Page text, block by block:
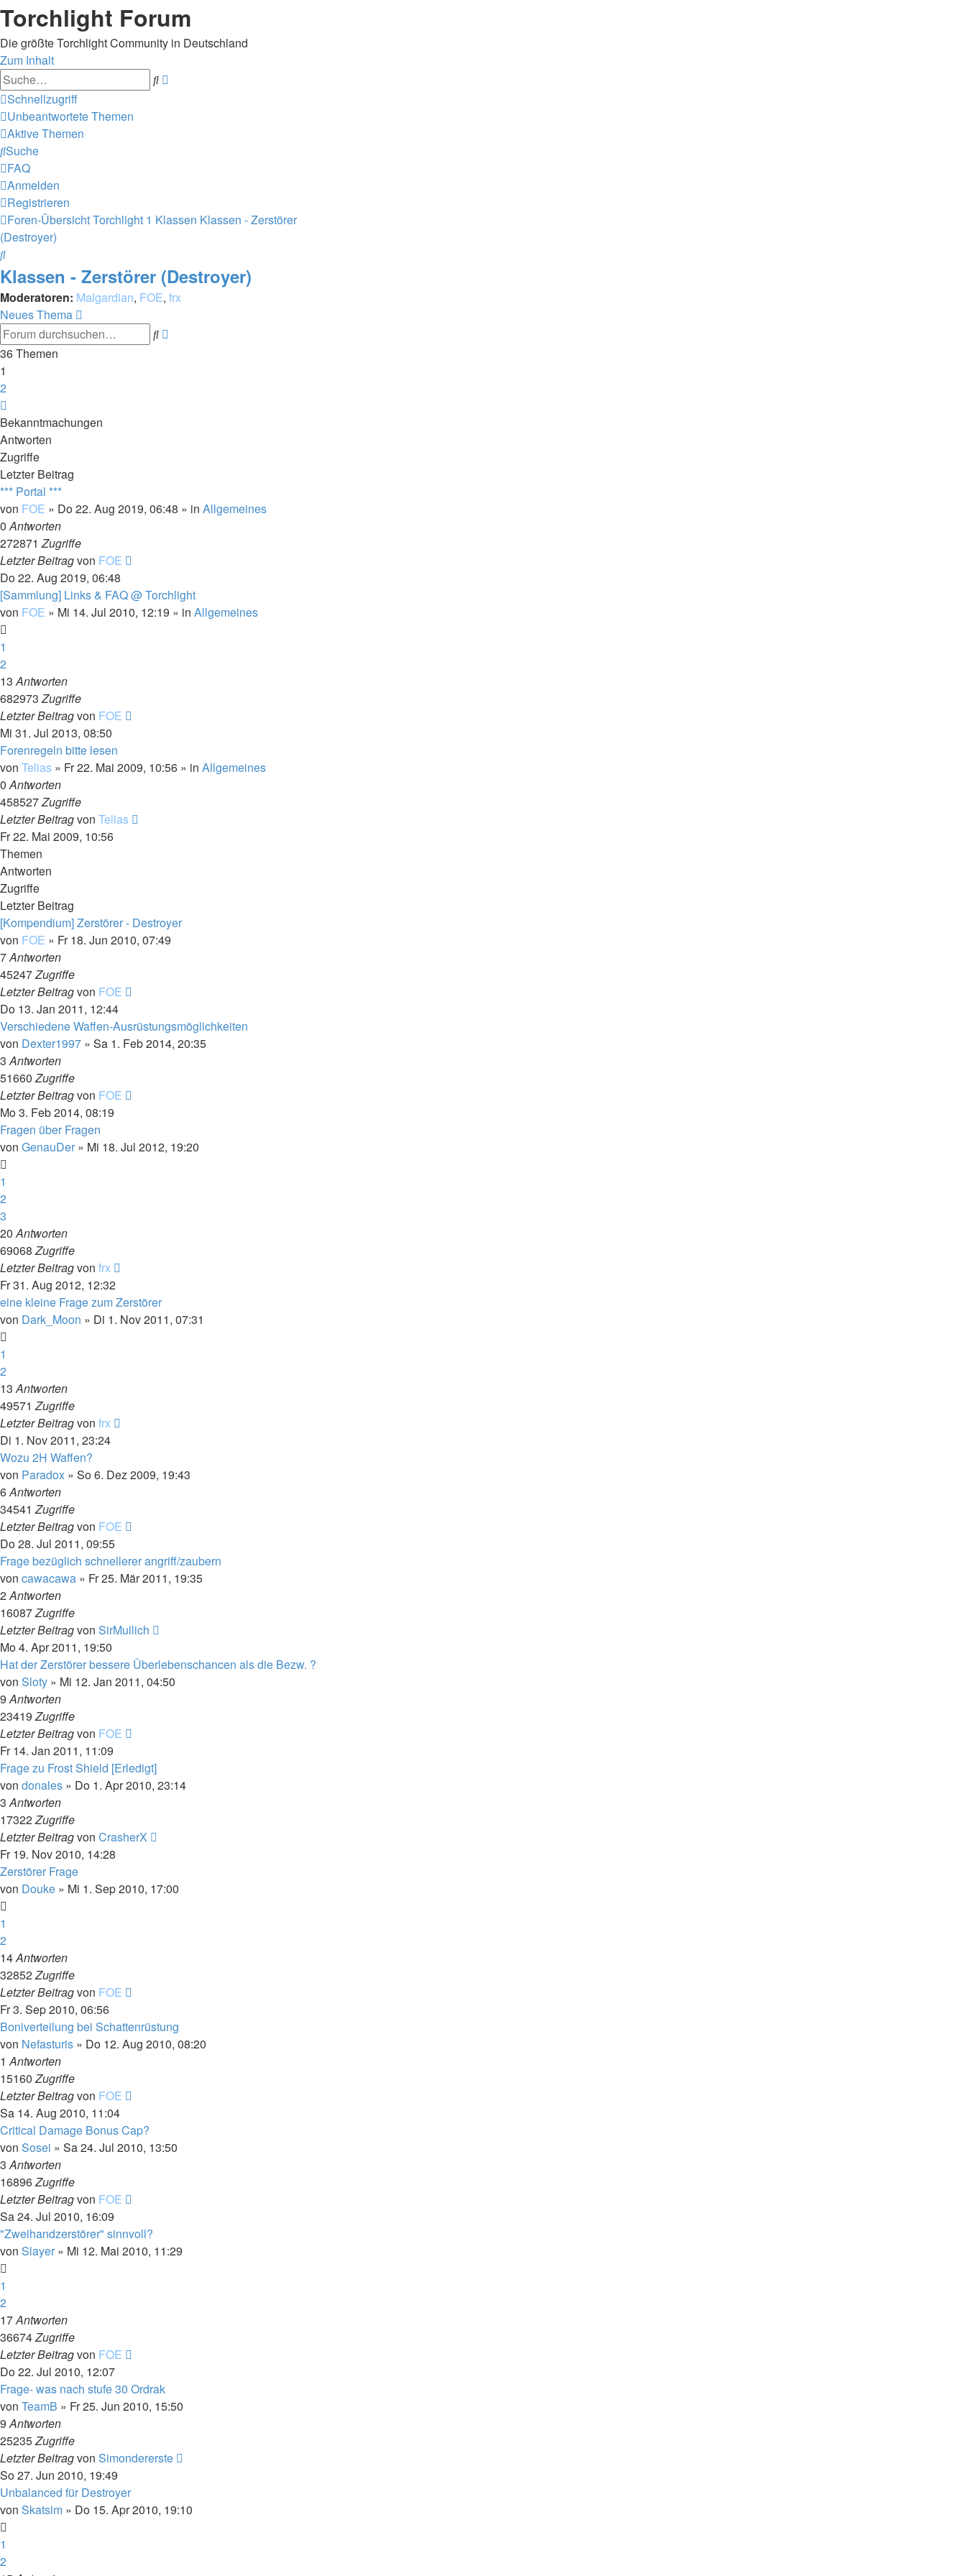
Torchlight Forum
Die größte Torchlight Community in Deutschland
Zum Inhalt
Suche
Schnellzugriff
Unbeantwortete Themen
Aktive Themen
Suche
FAQ
Anmelden
Registrieren
Foren-ÜbersichtTorchlight 1 Klassen Klassen - Zerstörer
(Destroyer)
Suche
Klassen - Zerstörer (Destroyer)
Moderatoren: Malgardian, FOE, frx
Neues Thema
Suche
36 Themen
1
2
Bekanntmachungen
Antworten
Zugriffe
Letzter Beitrag
*** Portal ***
von FOE » Do 22. Aug 2019, 06:48 » in Allgemeines
0Antworten
272871Zugriffe
Letzter Beitragvon FOE
Do 22. Aug 2019, 06:48
[Sammlung] Links & FAQ @ Torchlight
von FOE » Mi 14. Jul 2010, 12:19 » in Allgemeines
1
2
13Antworten
682973Zugriffe
Letzter Beitragvon FOE
Mi 31. Jul 2013, 08:50
Forenregeln bitte lesen
von Telias » Fr 22. Mai 2009, 10:56 » in Allgemeines
0Antworten
458527Zugriffe
Letzter Beitragvon Telias
Fr 22. Mai 2009, 10:56
Themen
Antworten
Zugriffe
Letzter Beitrag
[Kompendium] Zerstörer - Destroyer
von FOE » Fr 18. Jun 2010, 07:49
7Antworten
45247Zugriffe
Letzter Beitragvon FOE
Do 13. Jan 2011, 12:44
Verschiedene Waffen-Ausrüstungsmöglichkeiten
von Dexter1997 » Sa 1. Feb 2014, 20:35
3Antworten
51660Zugriffe
Letzter Beitragvon FOE
Mo 3. Feb 2014, 08:19
Fragen über Fragen
von GenauDer » Mi 18. Jul 2012, 19:20
1
2
3
20Antworten
69068Zugriffe
Letzter Beitragvon frx
Fr 31. Aug 2012, 12:32
eine kleine Frage zum Zerstörer
von Dark_Moon » Di 1. Nov 2011, 07:31
1
2
13Antworten
49571Zugriffe
Letzter Beitragvon frx
Di 1. Nov 2011, 23:24
Wozu 2H Waffen?
von Paradox » So 6. Dez 2009, 19:43
6Antworten
34541Zugriffe
Letzter Beitragvon FOE
Do 28. Jul 2011, 09:55
Frage bezüglich schnellerer angriff/zaubern
von cawacawa » Fr 25. Mär 2011, 19:35
2Antworten
16087Zugriffe
Letzter Beitragvon SirMullich
Mo 4. Apr 2011, 19:50
Hat der Zerstörer bessere Überlebenschancen als die Bezw. ?
von Sloty » Mi 12. Jan 2011, 04:50
9Antworten
23419Zugriffe
Letzter Beitragvon FOE
Fr 14. Jan 2011, 11:09
Frage zu Frost Shield [Erledigt]
von donales » Do 1. Apr 2010, 23:14
3Antworten
17322Zugriffe
Letzter Beitragvon CrasherX
Fr 19. Nov 2010, 14:28
Zerstörer Frage
von Douke » Mi 1. Sep 2010, 17:00
1
2
14Antworten
32852Zugriffe
Letzter Beitragvon FOE
Fr 3. Sep 2010, 06:56
Boniverteilung bei Schattenrüstung
von Nefasturis » Do 12. Aug 2010, 08:20
1Antworten
15160Zugriffe
Letzter Beitragvon FOE
Sa 14. Aug 2010, 11:04
Critical Damage Bonus Cap?
von Sosei » Sa 24. Jul 2010, 13:50
3Antworten
16896Zugriffe
Letzter Beitragvon FOE
Sa 24. Jul 2010, 16:09
"Zweihandzerstörer" sinnvoll?
von Slayer » Mi 12. Mai 2010, 11:29
1
2
17Antworten
36674Zugriffe
Letzter Beitragvon FOE
Do 22. Jul 2010, 12:07
Frage- was nach stufe 30 Ordrak
von TeamB » Fr 25. Jun 2010, 15:50
9Antworten
25235Zugriffe
Letzter Beitragvon Simondererste
So 27. Jun 2010, 19:49
Unbalanced für Destroyer
von Skatsim » Do 15. Apr 2010, 19:10
1
2